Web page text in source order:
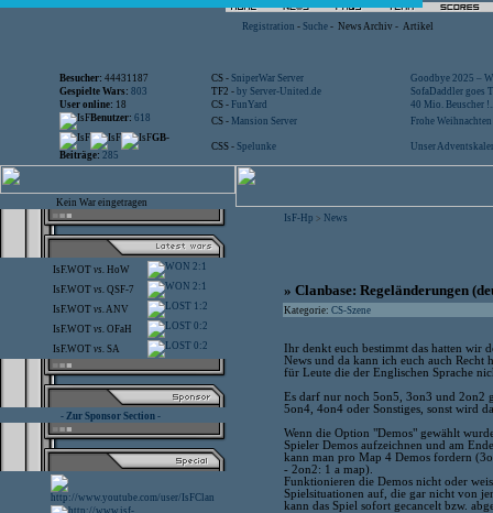
Registration - Suche - News Archiv - Artikel
Besucher: 44431187 CS - SniperWar Server
Goodbye 2025 –
Gespielte Wars: 803 TF2 - by Server-United.de
SofaDaddler goes
User online: 18 CS - FunYard
40 Mio. Beuscher
Benutzer: 618 CS - Mansion Server
Frohe
GB-
Beiträge: 285
CSS - Spelunke Unser
Kein War eingetragen
IsF.WOT vs. HoW 2:1
IsF.WOT vs. QSF-7 2:1
IsF.WOT vs.ANV 1:2
IsF.WOT vs. OFaH 0:2
IsF.WOT vs. SA 0:2
- Zur Sponsor Section -
IsF-Hp > News
» Clanbase: Regeländerungen
Kategorie: CS-Szene
Ihr denkt euch bestimmt das hatten wir
News und da kann ich euch auch Recht
für Leute die der Englischen Sprache
Es darf nur noch 5on5, 3on3 und 2on2
5on4, 4on4 oder Sonstiges, sonst wird
Wenn die Option "Demos" gewählt
Spieler Demos aufzeichnen und am
kann man pro Map 4 Demos fordern
- 2on2: 1 a map).
Funktionieren die Demos nicht oder
Spielsituationen auf, die gar nicht von
kann das Spiel sofort gecancelt bzw.